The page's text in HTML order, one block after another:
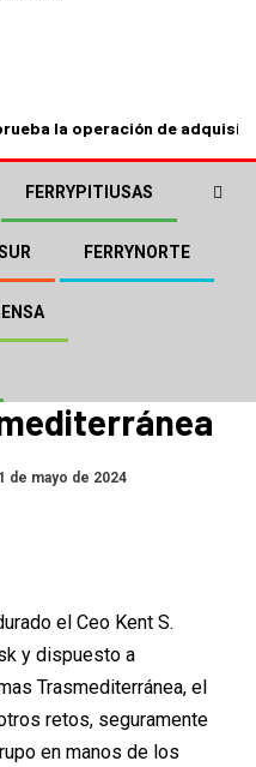
la operación de
FERRYPITIUSAS
FERRYNORTE
el barco
de mayo de 2024
el Ceo Kent S.
y dispuesto a
Trasmediterránea, el
retos, seguramente
en manos de los